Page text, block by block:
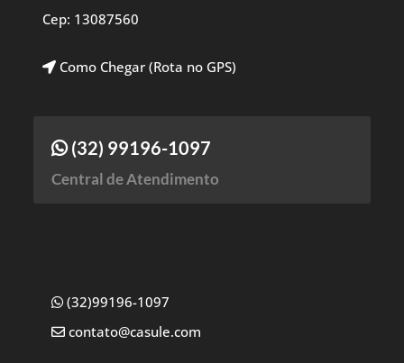
Cep: 13087560
Como Chegar (Rota no GPS)
(32) 99196-1097
Central de Atendimento
(32)99196-1097
contato@casule.com